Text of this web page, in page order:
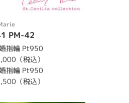
PM-42
指輪 Pt950
（税込）
指輪 Pt950
（税込）